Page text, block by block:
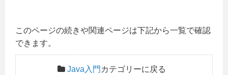
このページの続きや関連ページは下記から一覧で確認
できます。
Java入門 カテゴリーに戻る